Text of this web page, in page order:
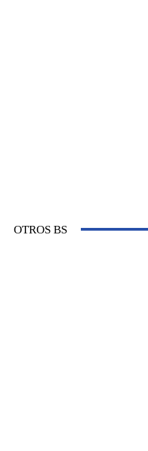
OTROS BS